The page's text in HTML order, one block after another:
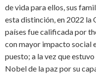
de vida para ellos, sus
esta distinción, en 2022 la
países fue calificada por
con mayor impacto social
puesto; a la vez que
Nobel de la paz por su